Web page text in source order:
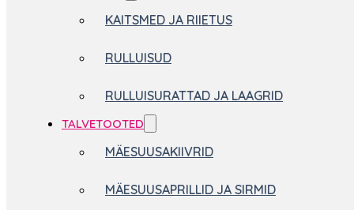
KAITSMED JA RIIETUS
RULLUISUD
RULLUISURATTAD JA LAAGRID
TALVETOOTED
MÄESUUSAKIIVRID
MÄESUUSAPRILLID JA SIRMID